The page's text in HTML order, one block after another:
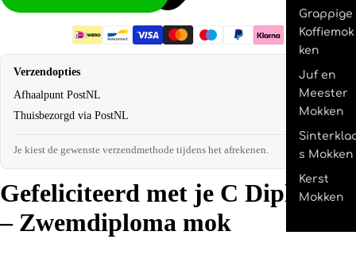
Grappige
Koffiemok
ken
Juf en
Meester
Mokken
s Mokken
Kerst
Mokken
Verzendopties
Afhaalpunt PostNL
€2,95
Thuisbezorgd via PostNL
€4,95
Je kiest de gewenste verzendmethode tijdens het afrekenen.
Gefeliciteerd met je C Diploma
– Zwemdiploma mok